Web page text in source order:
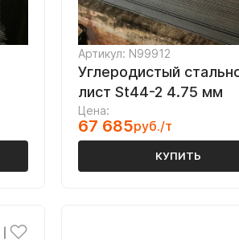
Артикул: N99912
Углеродистый
лист St44-2 4.75 мм
Цена:
67 685руб./т
КУПИТЬ